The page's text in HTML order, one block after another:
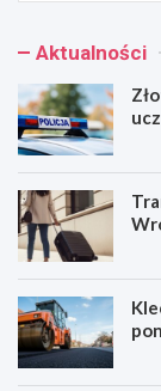
Aktualności